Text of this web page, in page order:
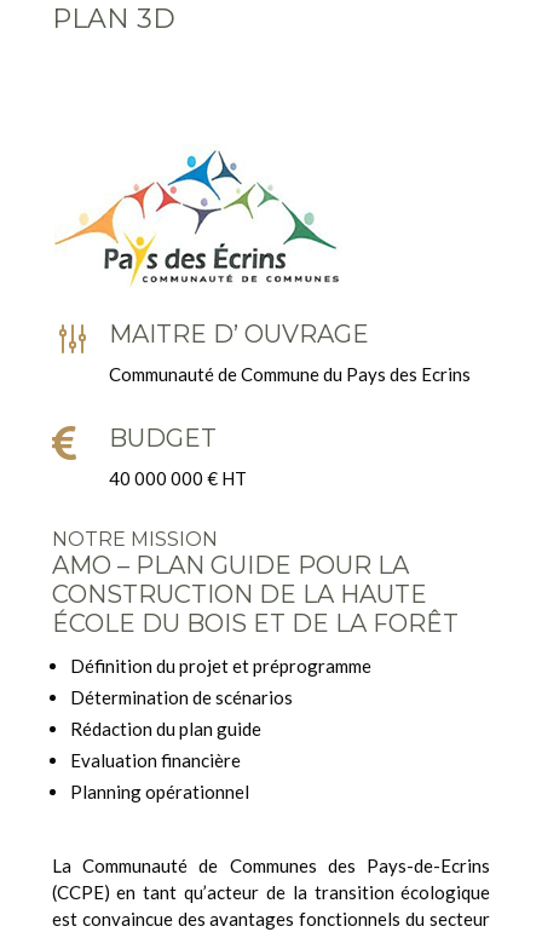
PLAN 3D
g MAITRE D’ OUVRAGE
Communauté de Commune du Pays des Ecrins
 BUDGET
40 000 000 € HT
NOTRE MISSION
AMO – PLAN GUIDE POUR LA
CONSTRUCTION DE LA HAUTE
ÉCOLE DU BOIS ET DE LA FORÊT
Définition du projet et préprogramme
Détermination de scénarios
Rédaction du plan guide
Evaluation financière
Planning opérationnel
La Communauté de Communes des Pays-de-Ecrins
(CCPE) en tant qu’acteur de la transition écologique
est convaincue des avantages fonctionnels du secteur